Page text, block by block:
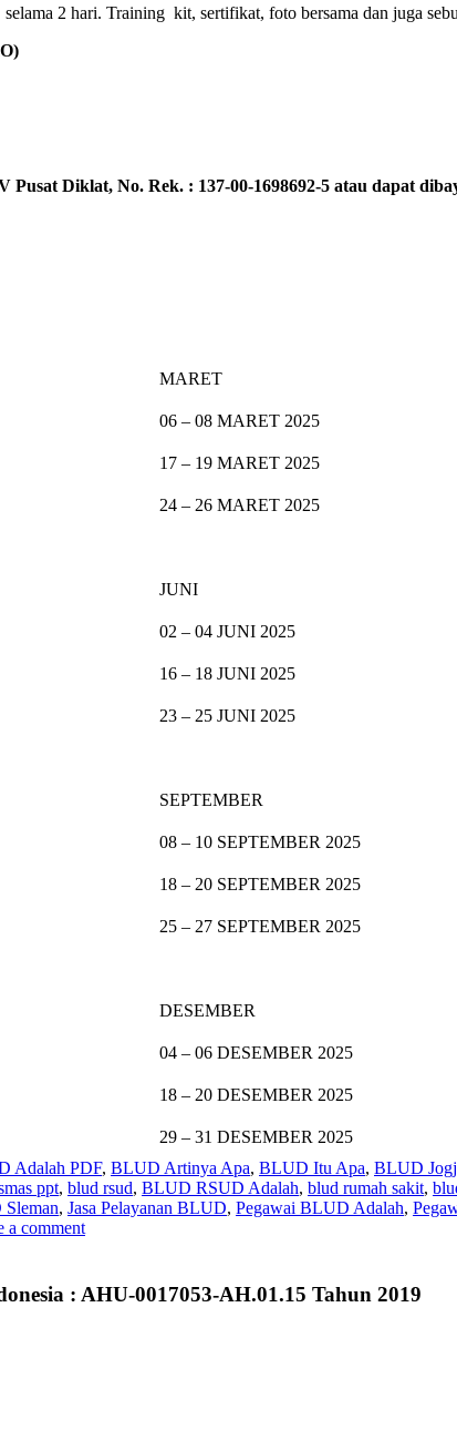
2 hari. Training kit, sertifikat, foto bersama dan juga
Diklat, No. Rek. : 137-00-1698692-5 atau dapat
MARET
06 – 08 MARET 2025
17 – 19 MARET 2025
24 – 26 MARET 2025
JUNI
02 – 04 JUNI 2025
16 – 18 JUNI 2025
23 – 25 JUNI 2025
SEPTEMBER
08 – 10 SEPTEMBER 2025
18 – 20 SEPTEMBER 2025
25 – 27 SEPTEMBER 2025
DESEMBER
04 – 06 DESEMBER 2025
18 – 20 DESEMBER 2025
29 – 31 DESEMBER 2025
Adalah PDF, BLUD Artinya Apa, BLUD Itu Apa, BLUD
ppt, blud rsud, BLUD RSUD Adalah, blud rumah sakit,
, Jasa Pelayanan BLUD, Pegawai BLUD Adalah,
a comment
: AHU-0017053-AH.01.15 Tahun 2019